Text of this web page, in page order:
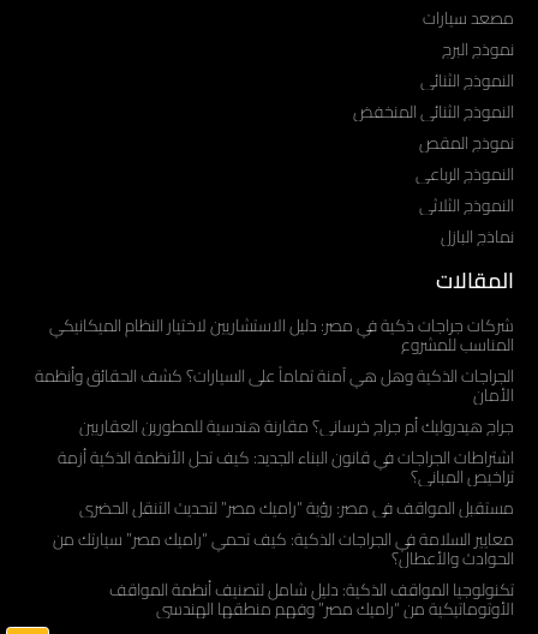
مصعد سيارات
نموذج البرج
النموذج الثنائي
النموذج الثنائي المنخفض
نموذج المقص
النموذج الرباعي
النموذج الثلاثي
نماذج البازل
المقالات
شركات جراجات ذكية في مصر: دليل الاستشاريين لاختيار النظام الميكانيكي
المناسب للمشروع
الجراجات الذكية وهل هي آمنة تماماً على السيارات؟ كشف الحقائق وأنظمة
الأمان
جراج هيدروليك أم جراج خرساني؟ مقارنة هندسية للمطورين العقاريين
اشتراطات الجراجات في قانون البناء الجديد: كيف تحل الأنظمة الذكية أزمة
تراخيص المباني؟
مستقبل المواقف في مصر: رؤية “راميك مصر” لتحديث التنقل الحضري
معايير السلامة في الجراجات الذكية: كيف تحمي “راميك مصر” سيارتك من
الحوادث والأعطال؟
تكنولوجيا المواقف الذكية: دليل شامل لتصنيف أنظمة المواقف
الأوتوماتيكية من “راميك مصر” وفهم منطقها الهندسي